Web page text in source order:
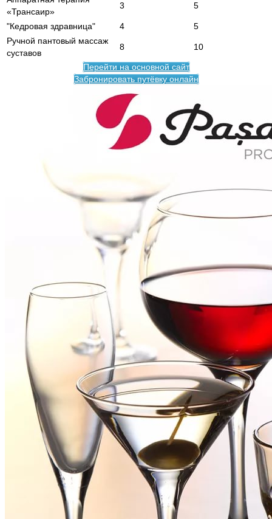
«Трансаир»
3 5
"Кедровая здравница" 4
5
Ручной пантовый массаж
суставов
8 10
Перейти на основной сайт
Забронировать путёвку онлайн